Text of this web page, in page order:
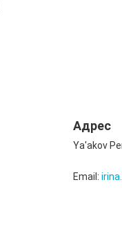
Адрес
Ya'akov
Email: